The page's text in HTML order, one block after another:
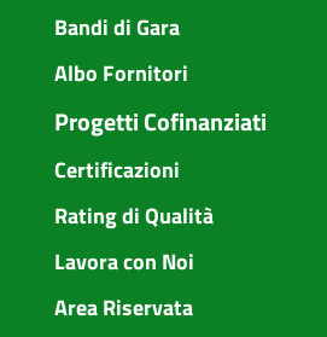
Bandi di Gara
Albo Fornitori
Progetti Cofinanziati
Certificazioni
Rating di Qualità
Lavora con Noi
Area Riservata